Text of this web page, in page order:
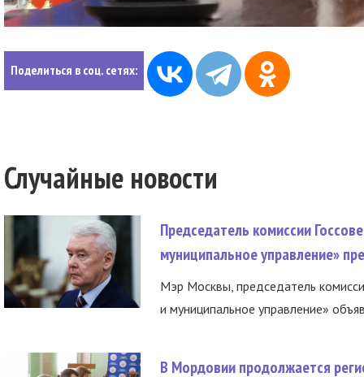
Поделиться в соц. сетях:
Случайные новости
Председатель комиссии
муниципальное управление»
Мэр Москвы, председатель
и муниципальное управление»
В Мордовии продолжается